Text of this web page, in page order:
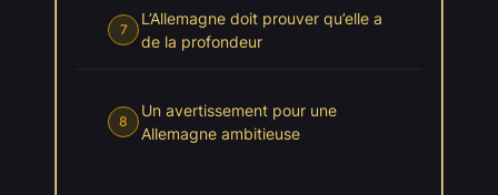
7
L’Allemagne doit prouver qu’elle a
de la profondeur
8
Un avertissement pour une
Allemagne ambitieuse